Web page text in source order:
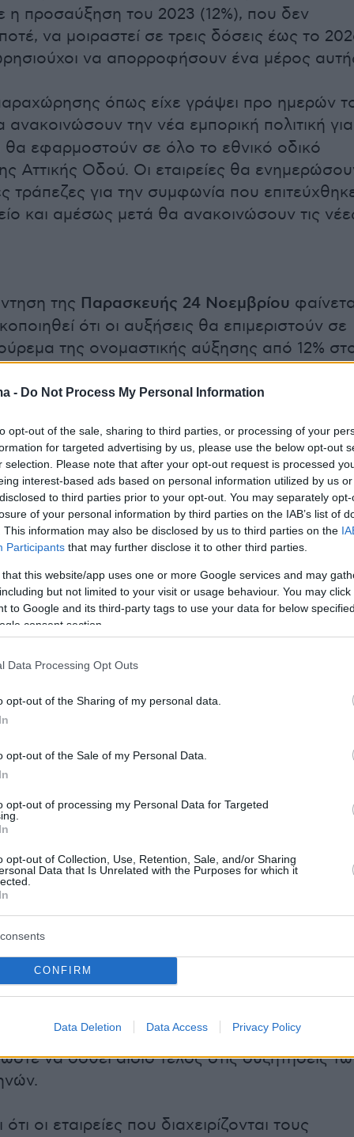
- Do Not Process My Personal Information
opt-out of the sale, sharing to third parties, or processing of your
for targeted advertising by us, please use the below opt-out
selection. Please note that after your opt-out request is processed
interest-based ads based on personal information utilized by us
to third parties prior to your opt-out. You may separately
of your personal information by third parties on the IAB’s list of
This information may also be disclosed by us to third parties on the
Participants that may further disclose it to other third parties.
that this website/app uses one or more Google services and may
but not limited to your visit or usage behaviour. You may
to Google and its third-party tags to use your data for below
consent section.
Data Processing Opt Outs
opt-out of the Sharing of my personal data.
opt-out of the Sale of my Personal Data.
opt-out of processing my Personal Data for Targeted
opt-out of Collection, Use, Retention, Sale, and/or Sharing
Data that Is Unrelated with the Purposes for which it
CONFIRM
Data Deletion Data Access Privacy Policy
προσαύξηση του 2023 (12%), που δεν
να μοιραστεί σε τρεις δόσεις έως το
να απορροφήσουν ένα μέρος
όπως είχε γράψει προ ημερών
ανακοινώσουν την νέα εμπορική πολιτική για
θα εφαρμοστούν σε όλο το εθνικό οδικό
Αττικής Οδού. Οι εταιρείες θα
τράπεζες για την συμφωνία που
και αμέσως μετά θα ανακοινώσουν τις
της Παρασκευής 24 Νοεμβρίου
ότι οι αυξήσεις θα επιμεριστούν σε
της ονομαστικής αύξησης από 12%
να ανακοινωθεί πώς θα μοιραστεί.
ενσωματωθεί πιθανώς και η αύξηση του
του Σεπτεμβρίου που ήταν 1,6% και αφορά
τιμαριθμική αναπροσαρμογή διοδίων του
πληθωρισμό κάθε έτους, θα διαμορφωθεί η
που θα επωμιστούν οι χρήστες για τα
2026. Η κατανομή ωστόσο δεν αποκλείεται να
Τα ποσά της αύξησης θα οριστικοποιηθούν
που θα κάνουν οι εταιρείες ανά
οχήματος με βάση όσα ορίζει κάθε
του υπουργείου. Αμέσως μετά θα
ιστοσελίδες τους και θα υπάρξουν και οι
την παραμικρή λεπτομέρεια για
εταιρείες και τα διόδια ενώ σιγή
θέμα και οι εταιρείες παραχώρησης. Δεν
στάση αυτή να οφείλεται στο γεγονός ότι οι
έχουν εγείρει διεκδικήσεις από το δημόσιο
των τελών, την οποία το υπουργείο φέρεται
να αποσύρουν.
δείχνει πάντως ότι υπήρξαν αμοιβαίες
να δοθεί αίσιο τέλος στις συζητήσεις
οι εταιρείες που διαχειρίζονται τους